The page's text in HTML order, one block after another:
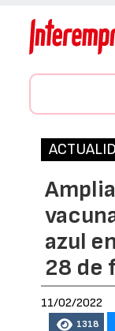
azul
28 de
11/02/2022
1318